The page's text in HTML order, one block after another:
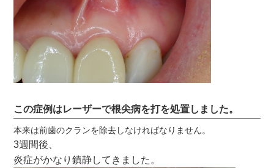
この症例はレーザーで根尖病を打を処置しました。
本来は前歯のクランを除去しなければなりません。
3週間後、
炎症がかなり鎮静してきました。